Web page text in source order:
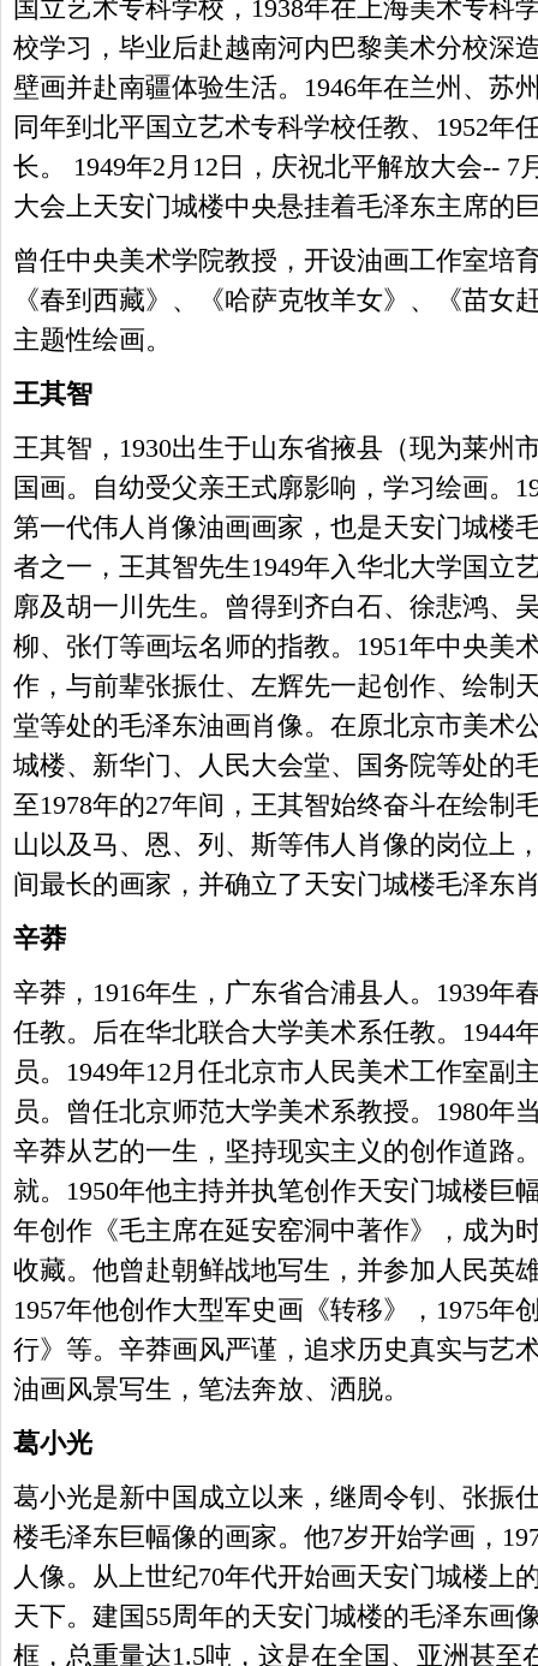
国立艺术专科学校，1938年在上海美术专科
校学习，毕业后赴越南河内巴黎美术分校深
壁画并赴南疆体验生活。1946年在兰州、苏
同年到北平国立艺术专科学校任教、1952年
长。 1949年2月12日，庆祝北平解放大会-- 7
大会上天安门城楼中央悬挂着毛泽东主席的
曾任中央美术学院教授，开设油画工作室培
《春到西藏》、《哈萨克牧羊女》、《苗女
主题性绘画。
王其智
王其智，1930出生于山东省掖县（现为莱州
国画。自幼受父亲王式廓影响，学习绘画。
第一代伟人肖像油画画家，也是天安门城楼
者之一，王其智先生1949年入华北大学国立
廓及胡一川先生。曾得到齐白石、徐悲鸿、
柳、张仃等画坛名师的指教。1951年中央美
作，与前辈张振仕、左辉先一起创作、绘制
堂等处的毛泽东油画肖像。在原北京市美术
城楼、新华门、人民大会堂、国务院等处的
至1978年的27年间，王其智始终奋斗在绘制
山以及马、恩、列、斯等伟人肖像的岗位上
间最长的画家，并确立了天安门城楼毛泽东
辛莽
辛莽，1916年生，广东省合浦县人。1939年
任教。后在华北联合大学美术系任教。1944
员。1949年12月任北京市人民美术工作室副
员。曾任北京师范大学美术系教授。1980年
辛莽从艺的一生，坚持现实主义的创作道路
就。1950年他主持并执笔创作天安门城楼巨
年创作《毛主席在延安窑洞中著作》，成为
收藏。他曾赴朝鲜战地写生，并参加人民英
1957年他创作大型军史画《转移》，1975年
行》等。辛莽画风严谨，追求历史真实与艺
油画风景写生，笔法奔放、洒脱。
葛小光
葛小光是新中国成立以来，继周令钊、张振
楼毛泽东巨幅像的画家。他7岁开始学画，
人像。从上世纪70年代开始画天安门城楼上
天下。建国55周年的天安门城楼的毛泽东画
框，总重量达1.5吨，这是在全国、亚洲甚至